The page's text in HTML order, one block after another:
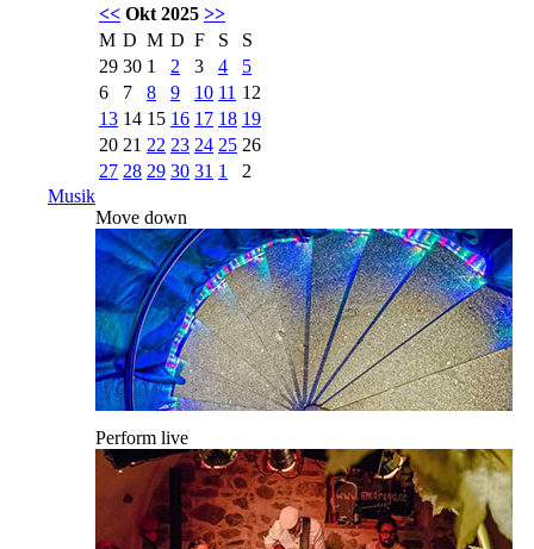
<< Okt 2025 >>
M D M D F S
S
29 30 1 2 3 4
5
6
7 8 9 10 11 12
13 14 15 16 17 18 19
20 21 22 23 24 25 26
27 28 29 30 31 1
2
Musik
Move down
Perform live